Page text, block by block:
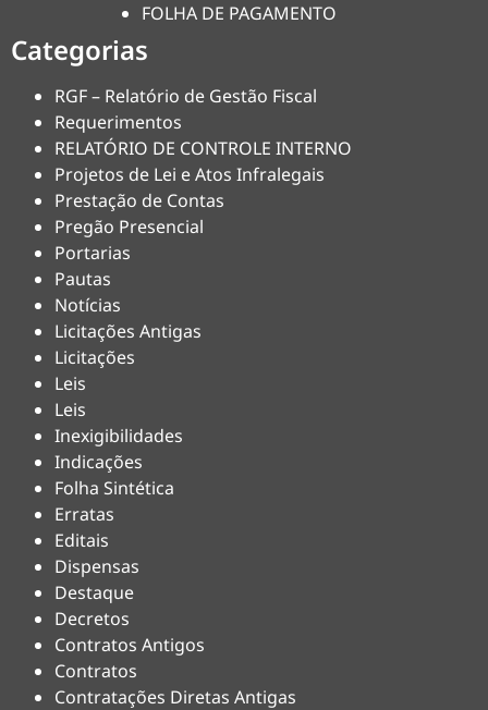
FOLHA DE PAGAMENTO
Categorias
RGF – Relatório de Gestão Fiscal
Requerimentos
RELATÓRIO DE CONTROLE INTERNO
Projetos de Lei e Atos Infralegais
Prestação de Contas
Pregão Presencial
Portarias
Pautas
Notícias
Licitações Antigas
Licitações
Leis
Leis
Inexigibilidades
Indicações
Folha Sintética
Erratas
Editais
Dispensas
Destaque
Decretos
Contratos Antigos
Contratos
Contratações Diretas Antigas